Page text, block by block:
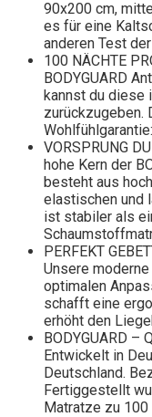
90x200 cm,
es für eine
anderen Test
100 NÄCHTE
BODYGUARD
kannst du diese
zurückzugeben.
VORSPRUNG
hohe Kern der
besteht aus
elastischen und
ist stabiler als
PERFEKT
Unsere
optimalen
schafft eine
erhöht den
BODYGUARD –
Entwickelt in
Deutschland.
Fertiggestellt
Matratze zu 100